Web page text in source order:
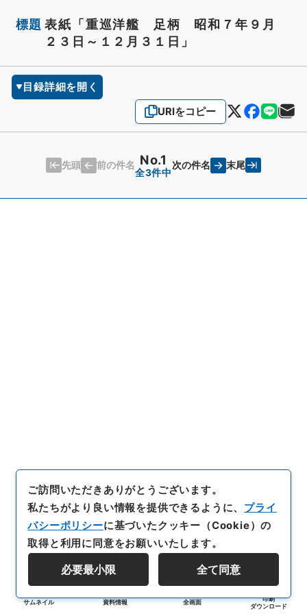
標題 表紙「重巡洋艦 足柄 昭和７年９月
２３日～１２月３１日」
目録詳細を開く
URIをコピー
先頭 前の件名 No.1
全3件中
次の件名 末尾
サムネイル 資料情報 全画面
印刷
ダウンロード
ご訪問いただきありがとうございます。
私たちがより良い情報を提供できるように、 プライ
バシーポリシーに基づいたクッキー（Cookie）の
取得と利用に同意をお願いいたします。
必要最小限 全て同意